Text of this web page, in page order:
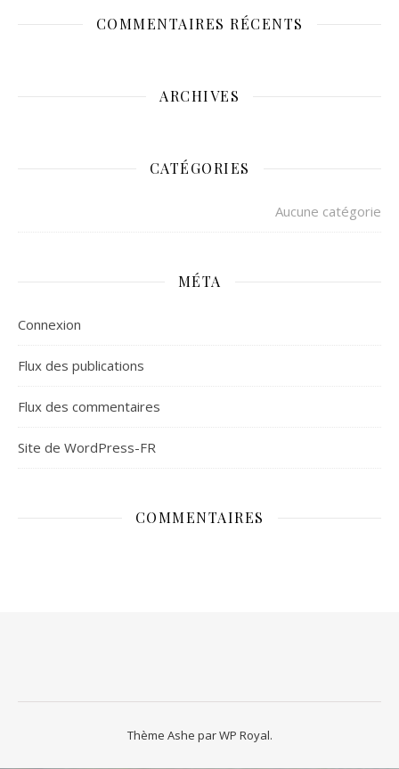
COMMENTAIRES RÉCENTS
ARCHIVES
CATÉGORIES
Aucune catégorie
MÉTA
Connexion
Flux des publications
Flux des commentaires
Site de WordPress-FR
COMMENTAIRES
Thème Ashe parWP Royal.